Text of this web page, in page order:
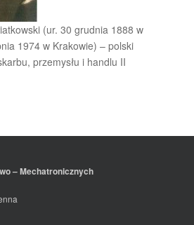
(ur. 30 grudnia 1888 w
1974 w Krakowie) – polski
przemysłu i handlu II
– Mechatronicznych